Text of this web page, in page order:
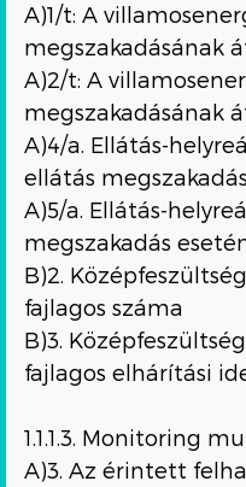
A)1/t: A
megszakadásának
A)2/t: A
megszakadásának
A)4/a. Ellátás-
ellátás
A)5/a. Ellátás-
megszakadás
B)2.
fajlagos száma
B)3.
fajlagos elhárítási
1.1.1.3. Monitoring
A)3. Az érintett